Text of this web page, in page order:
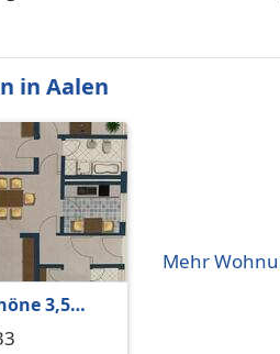
in Aalen
3,5
Wohnung
Mehr